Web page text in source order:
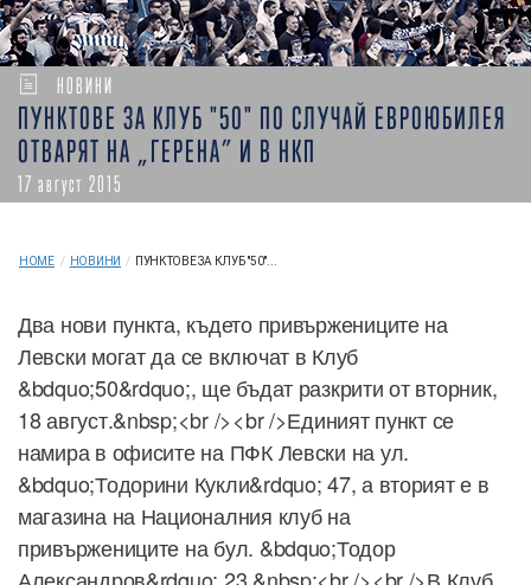
НОВИНИ
ПУНКТОВЕ ЗА КЛУБ "50" ПО СЛУЧАЙ ЕВРОЮБИЛЕЯ
ОТВАРЯТ НА „ГЕРЕНА” И В НКП
17 август 2015
HOME / НОВИНИ / ПУНКТОВЕ ЗА КЛУБ "50"...
Два нови пункта, където привържениците на
Левски могат да се включат в Клуб
&bdquo;50&rdquo;, ще бъдат разкрити от вторник,
18 август.&nbsp;<br /><br />Единият пункт се
намира в офисите на ПФК Левски на ул.
&bdquo;Тодорини Кукли&rdquo; 47, а вторият е в
магазина на Националния клуб на
привържениците на бул. &bdquo;Тодор